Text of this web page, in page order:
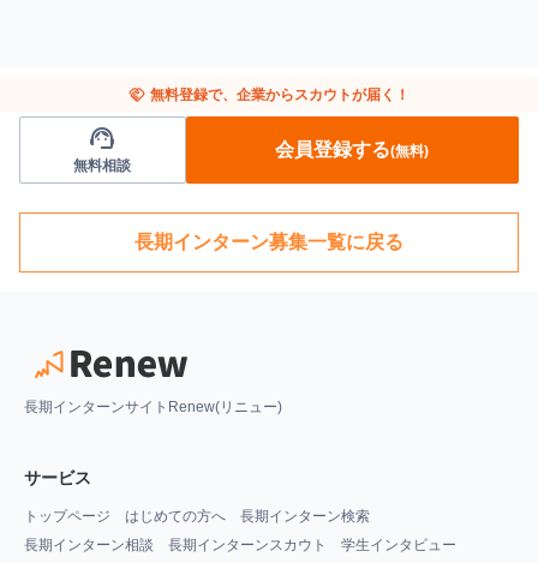
handshake 無料登録で、企業からスカウトが届く！
support_agent
無料相談
会員登録する(無料)
長期インターン募集一覧に戻る
長期インターンサイトRenew(リニュー)
サービス
トップページ はじめての方へ
長期インターン検索
長期インターン相談
長期インターンスカウト
学生インタビュー